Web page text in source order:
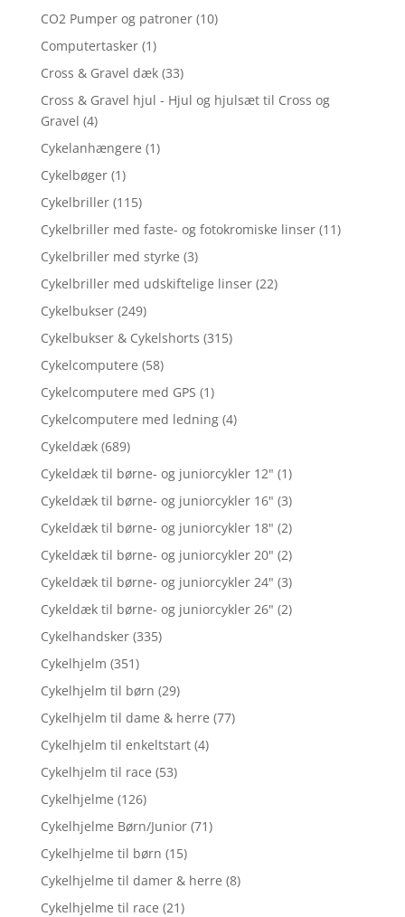
CO2 Pumper og patroner (10)
Computertasker (1)
Cross & Gravel dæk (33)
Cross & Gravel hjul - Hjul og hjulsæt til Cross og
Gravel (4)
Cykelanhængere (1)
Cykelbøger (1)
Cykelbriller (115)
Cykelbriller med faste- og fotokromiske linser (11)
Cykelbriller med styrke (3)
Cykelbriller med udskiftelige linser (22)
Cykelbukser (249)
Cykelbukser & Cykelshorts (315)
Cykelcomputere (58)
Cykelcomputere med GPS (1)
Cykelcomputere med ledning (4)
Cykeldæk (689)
Cykeldæk til børne- og juniorcykler 12" (1)
Cykeldæk til børne- og juniorcykler 16" (3)
Cykeldæk til børne- og juniorcykler 18" (2)
Cykeldæk til børne- og juniorcykler 20" (2)
Cykeldæk til børne- og juniorcykler 24" (3)
Cykeldæk til børne- og juniorcykler 26" (2)
Cykelhandsker (335)
Cykelhjelm (351)
Cykelhjelm til børn (29)
Cykelhjelm til dame & herre (77)
Cykelhjelm til enkeltstart (4)
Cykelhjelm til race (53)
Cykelhjelme (126)
Cykelhjelme Børn/Junior (71)
Cykelhjelme til børn (15)
Cykelhjelme til damer & herre (8)
Cykelhjelme til race (21)